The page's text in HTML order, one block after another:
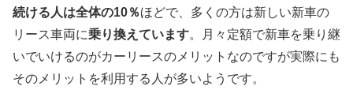
続ける人は全体の10％ほどで、多くの方は新しい新車の
リース車両に乗り換えています。月々定額で新車を乗り継
いでいけるのがカーリースのメリットなのですが実際にも
そのメリットを利用する人が多いようです。